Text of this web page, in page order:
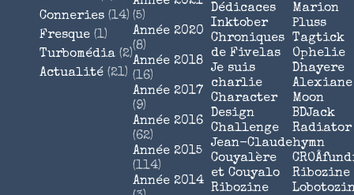
Conneries (14)
Fresque (1)
Turbomédia (2)
Actualité (21)
(5)
Année 2020
(8)
Année 2018
(16)
Année 2017
(9)
Année 2016
(62)
Année 2015
(114)
Année 2014
Dédicaces
Inktober
Chroniques
de Fivelas
Je suis
charlie
Character
Design
Challenge
Jean-Claude
Couyalère
et Couyalo
Ribozine
Marion
Pluss
Tagtick
Ophelie
Dhayere
Alexiane
Moon
BDJack
Radiator
hymn
Ribozine